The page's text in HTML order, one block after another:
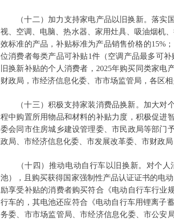
（十二）加力支持家电产品以旧换新。落实国
视、空调、电脑、热水器、家用灶具、吸油烟机
效标准的产品，补贴标准为产品销售价格的15%
位消费者每类产品可补贴1件（空调产品最多可
旧换新补贴的个人消费者，2025年购买同类家
财政局，市经济信息化委、市市场监管局，各区相
（十三）积极支持家装消费品换新。加大对个
程中购置所用物品和材料的补贴力度，积极促进
委会同市住房城乡建设管理委、市民政局等部门
政局、市经济信息化委、市发展改革委、市财政局
（十四）推动电动自行车以旧换新。对个人
池），且购买获得国家强制性产品认证证书的电
励享受补贴的消费者购买符合《电动自行车行业
行车的，其电池还应符合《电动自行车用锂离子
务委、市市场监管局、市经济信息化委、市公安